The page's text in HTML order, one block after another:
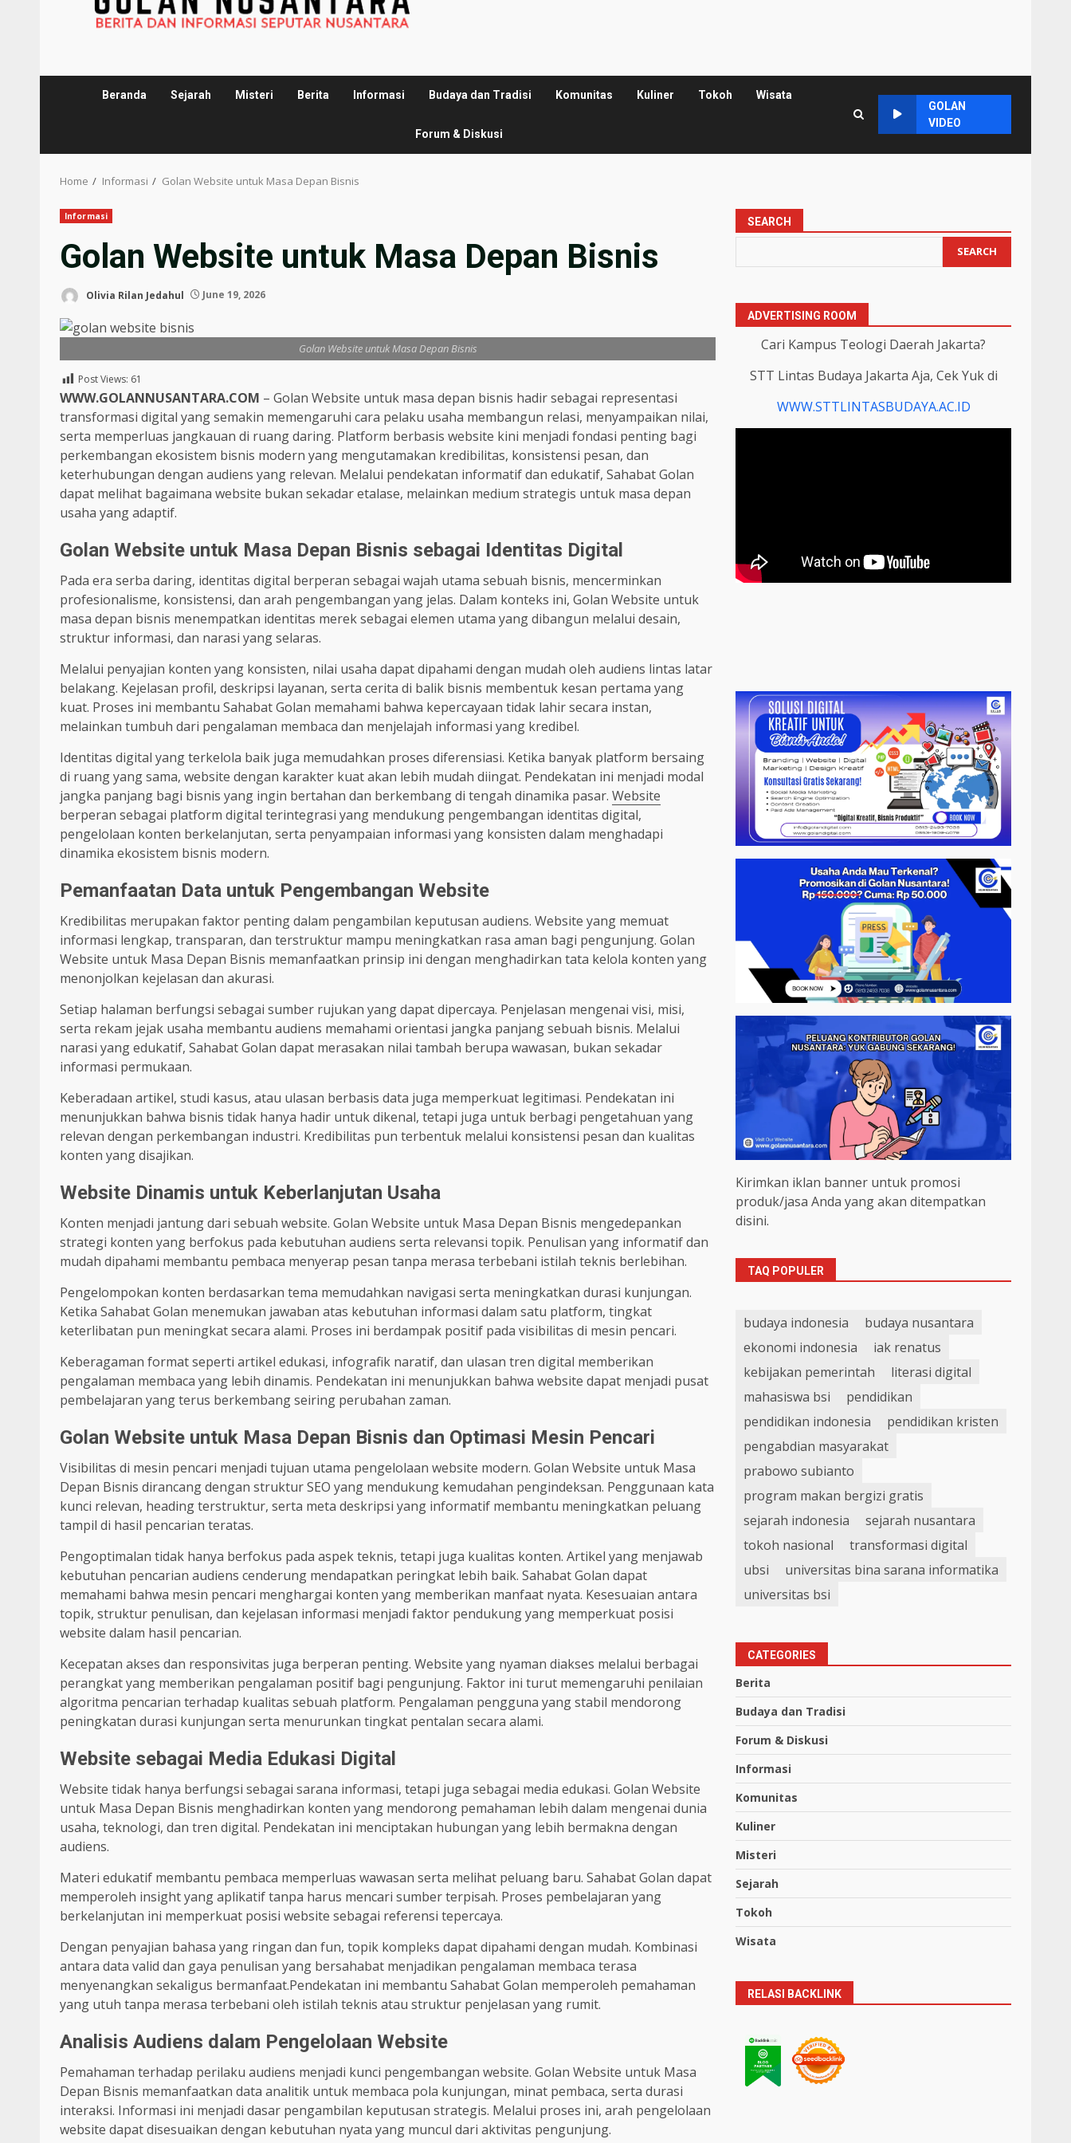
Beranda Sejarah Misteri Berita Informasi Budaya dan Tradisi Komunitas Kuliner Tokoh Wisata
Forum & Diskusi
GOLAN
VIDEO
Home Informasi Golan Website untuk Masa Depan Bisnis
Informasi
Golan Website untuk Masa Depan Bisnis
Olivia Rilan Jedahul June 19, 2026
Golan Website untuk Masa Depan Bisnis
Post Views: 61
WWW.GOLANNUSANTARA.COM – Golan Website untuk masa depan bisnis hadir sebagai representasi
transformasi digital yang semakin memengaruhi cara pelaku usaha membangun relasi, menyampaikan nilai,
serta memperluas jangkauan di ruang daring. Platform berbasis website kini menjadi fondasi penting bagi
perkembangan ekosistem bisnis modern yang mengutamakan kredibilitas, konsistensi pesan, dan
keterhubungan dengan audiens yang relevan. Melalui pendekatan informatif dan edukatif, Sahabat Golan
dapat melihat bagaimana website bukan sekadar etalase, melainkan medium strategis untuk masa depan
usaha yang adaptif.
Golan Website untuk Masa Depan Bisnis sebagai Identitas Digital
Pada era serba daring, identitas digital berperan sebagai wajah utama sebuah bisnis, mencerminkan
profesionalisme, konsistensi, dan arah pengembangan yang jelas. Dalam konteks ini, Golan Website untuk
masa depan bisnis menempatkan identitas merek sebagai elemen utama yang dibangun melalui desain,
struktur informasi, dan narasi yang selaras.
Melalui penyajian konten yang konsisten, nilai usaha dapat dipahami dengan mudah oleh audiens lintas latar
belakang. Kejelasan profil, deskripsi layanan, serta cerita di balik bisnis membentuk kesan pertama yang
kuat. Proses ini membantu Sahabat Golan memahami bahwa kepercayaan tidak lahir secara instan,
melainkan tumbuh dari pengalaman membaca dan menjelajah informasi yang kredibel.
Identitas digital yang terkelola baik juga memudahkan proses diferensiasi. Ketika banyak platform bersaing
di ruang yang sama, website dengan karakter kuat akan lebih mudah diingat. Pendekatan ini menjadi modal
jangka panjang bagi bisnis yang ingin bertahan dan berkembang di tengah dinamika pasar. Website
berperan sebagai platform digital terintegrasi yang mendukung pengembangan identitas digital,
pengelolaan konten berkelanjutan, serta penyampaian informasi yang konsisten dalam menghadapi
dinamika ekosistem bisnis modern.
Pemanfaatan Data untuk Pengembangan Website
Kredibilitas merupakan faktor penting dalam pengambilan keputusan audiens. Website yang memuat
informasi lengkap, transparan, dan terstruktur mampu meningkatkan rasa aman bagi pengunjung. Golan
Website untuk Masa Depan Bisnis memanfaatkan prinsip ini dengan menghadirkan tata kelola konten yang
menonjolkan kejelasan dan akurasi.
Setiap halaman berfungsi sebagai sumber rujukan yang dapat dipercaya. Penjelasan mengenai visi, misi,
serta rekam jejak usaha membantu audiens memahami orientasi jangka panjang sebuah bisnis. Melalui
narasi yang edukatif, Sahabat Golan dapat merasakan nilai tambah berupa wawasan, bukan sekadar
informasi permukaan.
Keberadaan artikel, studi kasus, atau ulasan berbasis data juga memperkuat legitimasi. Pendekatan ini
menunjukkan bahwa bisnis tidak hanya hadir untuk dikenal, tetapi juga untuk berbagi pengetahuan yang
relevan dengan perkembangan industri. Kredibilitas pun terbentuk melalui konsistensi pesan dan kualitas
konten yang disajikan.
Website Dinamis untuk Keberlanjutan Usaha
Konten menjadi jantung dari sebuah website. Golan Website untuk Masa Depan Bisnis mengedepankan
strategi konten yang berfokus pada kebutuhan audiens serta relevansi topik. Penulisan yang informatif dan
mudah dipahami membantu pembaca menyerap pesan tanpa merasa terbebani istilah teknis berlebihan.
Pengelompokan konten berdasarkan tema memudahkan navigasi serta meningkatkan durasi kunjungan.
Ketika Sahabat Golan menemukan jawaban atas kebutuhan informasi dalam satu platform, tingkat
keterlibatan pun meningkat secara alami. Proses ini berdampak positif pada visibilitas di mesin pencari.
Keberagaman format seperti artikel edukasi, infografik naratif, dan ulasan tren digital memberikan
pengalaman membaca yang lebih dinamis. Pendekatan ini menunjukkan bahwa website dapat menjadi pusat
pembelajaran yang terus berkembang seiring perubahan zaman.
Golan Website untuk Masa Depan Bisnis dan Optimasi Mesin Pencari
Visibilitas di mesin pencari menjadi tujuan utama pengelolaan website modern. Golan Website untuk Masa
Depan Bisnis dirancang dengan struktur SEO yang mendukung kemudahan pengindeksan. Penggunaan kata
kunci relevan, heading terstruktur, serta meta deskripsi yang informatif membantu meningkatkan peluang
tampil di hasil pencarian teratas.
Pengoptimalan tidak hanya berfokus pada aspek teknis, tetapi juga kualitas konten. Artikel yang menjawab
kebutuhan pencarian audiens cenderung mendapatkan peringkat lebih baik. Sahabat Golan dapat
memahami bahwa mesin pencari menghargai konten yang memberikan manfaat nyata. Kesesuaian antara
topik, struktur penulisan, dan kejelasan informasi menjadi faktor pendukung yang memperkuat posisi
website dalam hasil pencarian.
Kecepatan akses dan responsivitas juga berperan penting. Website yang nyaman diakses melalui berbagai
perangkat yang memberikan pengalaman positif bagi pengunjung. Faktor ini turut memengaruhi penilaian
algoritma pencarian terhadap kualitas sebuah platform. Pengalaman pengguna yang stabil mendorong
peningkatan durasi kunjungan serta menurunkan tingkat pentalan secara alami.
Website sebagai Media Edukasi Digital
Website tidak hanya berfungsi sebagai sarana informasi, tetapi juga sebagai media edukasi. Golan Website
untuk Masa Depan Bisnis menghadirkan konten yang mendorong pemahaman lebih dalam mengenai dunia
usaha, teknologi, dan tren digital. Pendekatan ini menciptakan hubungan yang lebih bermakna dengan
audiens.
Materi edukatif membantu pembaca memperluas wawasan serta melihat peluang baru. Sahabat Golan dapat
memperoleh insight yang aplikatif tanpa harus mencari sumber terpisah. Proses pembelajaran yang
berkelanjutan ini memperkuat posisi website sebagai referensi tepercaya.
Dengan penyajian bahasa yang ringan dan fun, topik kompleks dapat dipahami dengan mudah. Kombinasi
antara data valid dan gaya penulisan yang bersahabat menjadikan pengalaman membaca terasa
menyenangkan sekaligus bermanfaat.Pendekatan ini membantu Sahabat Golan memperoleh pemahaman
yang utuh tanpa merasa terbebani oleh istilah teknis atau struktur penjelasan yang rumit.
Analisis Audiens dalam Pengelolaan Website
Pemahaman terhadap perilaku audiens menjadi kunci pengembangan website. Golan Website untuk Masa
Depan Bisnis memanfaatkan data analitik untuk membaca pola kunjungan, minat pembaca, serta durasi
interaksi. Informasi ini menjadi dasar pengambilan keputusan strategis. Melalui proses ini, arah pengelolaan
website dapat disesuaikan dengan kebutuhan nyata yang muncul dari aktivitas pengunjung.
SEARCH
SEARCH
ADVERTISING ROOM
Cari Kampus Teologi Daerah Jakarta?
STT Lintas Budaya Jakarta Aja, Cek Yuk di
WWW.STTLINTASBUDAYA.AC.ID
Kirimkan iklan banner untuk promosi
produk/jasa Anda yang akan ditempatkan
disini.
TAQ POPULER
budaya indonesia
budaya nusantara
ekonomi indonesia
iak renatus
kebijakan pemerintah
literasi digital
mahasiswa bsi
pendidikan
pendidikan indonesia
pendidikan kristen
pengabdian masyarakat
prabowo subianto
program makan bergizi gratis
sejarah indonesia
sejarah nusantara
tokoh nasional
transformasi digital
ubsi
universitas bina sarana informatika
universitas bsi
CATEGORIES
Berita
Budaya dan Tradisi
Forum & Diskusi
Informasi
Komunitas
Kuliner
Misteri
Sejarah
Tokoh
Wisata
RELASI BACKLINK